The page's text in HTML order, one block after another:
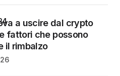
a uscire dal crypto
fattori che possono
il rimbalzo